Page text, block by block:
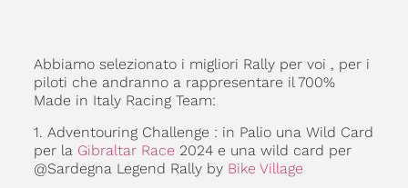
Abbiamo selezionato i migliori Rally per voi , per i
piloti che andranno a rappresentare il 700%
Made in Italy Racing Team:
1. Adventouring Challenge : in Palio una Wild Card
per la Gibraltar Race 2024 e una wild card per
@Sardegna Legend Rally by Bike Village